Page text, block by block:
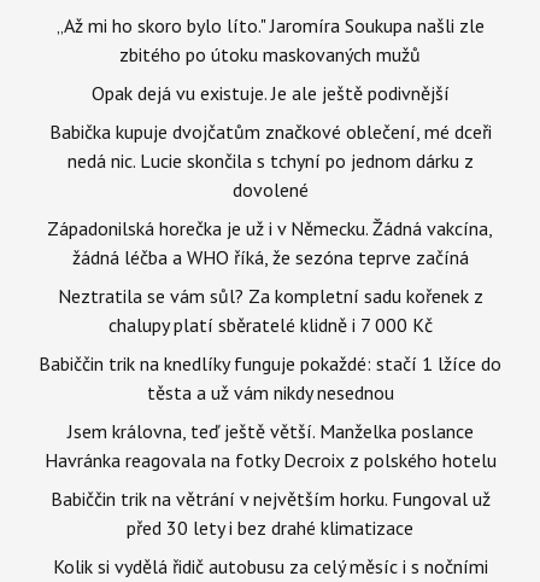
„Až mi ho skoro bylo líto." Jaromíra Soukupa našli zle
zbitého po útoku maskovaných mužů
Opak dejá vu existuje. Je ale ještě podivnější
Babička kupuje dvojčatům značkové oblečení, mé dceři
nedá nic. Lucie skončila s tchyní po jednom dárku z
dovolené
Západonilská horečka je už i v Německu. Žádná vakcína,
žádná léčba a WHO říká, že sezóna teprve začíná
Neztratila se vám sůl? Za kompletní sadu kořenek z
chalupy platí sběratelé klidně i 7 000 Kč
Babiččin trik na knedlíky funguje pokaždé: stačí 1 lžíce do
těsta a už vám nikdy nesednou
Jsem královna, teď ještě větší. Manželka poslance
Havránka reagovala na fotky Decroix z polského hotelu
Babiččin trik na větrání v největším horku. Fungoval už
před 30 lety i bez drahé klimatizace
Kolik si vydělá řidič autobusu za celý měsíc i s nočními